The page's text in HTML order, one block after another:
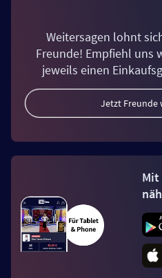
Weitersagen lohnt
Freunde! Empfiehl uns
jeweils einen
Jetzt Freunde
Mit